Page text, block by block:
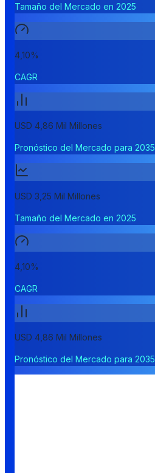
Tamaño del Mercado en 2025
4,10%
CAGR
USD 4,86 Mil Millones
Pronóstico del Mercado para 2035
USD 3,25 Mil Millones
Tamaño del Mercado en 2025
4,10%
CAGR
USD 4,86 Mil Millones
Pronóstico del Mercado para 2035